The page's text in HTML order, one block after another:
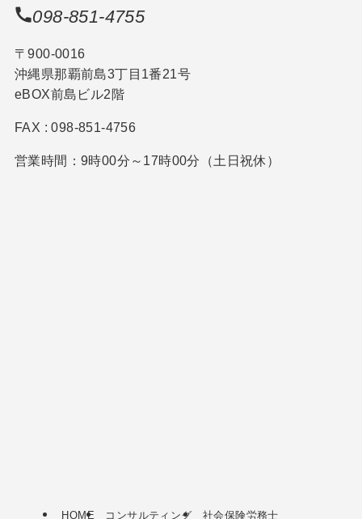
098-851-4755
〒900-0016
沖縄県那覇前島3丁目1番21号
eBOX前島ビル2階
FAX : 098-851-4756
営業時間：9時00分～17時00分（土日祝休）
HOME コンサルティング 社会保険労務士